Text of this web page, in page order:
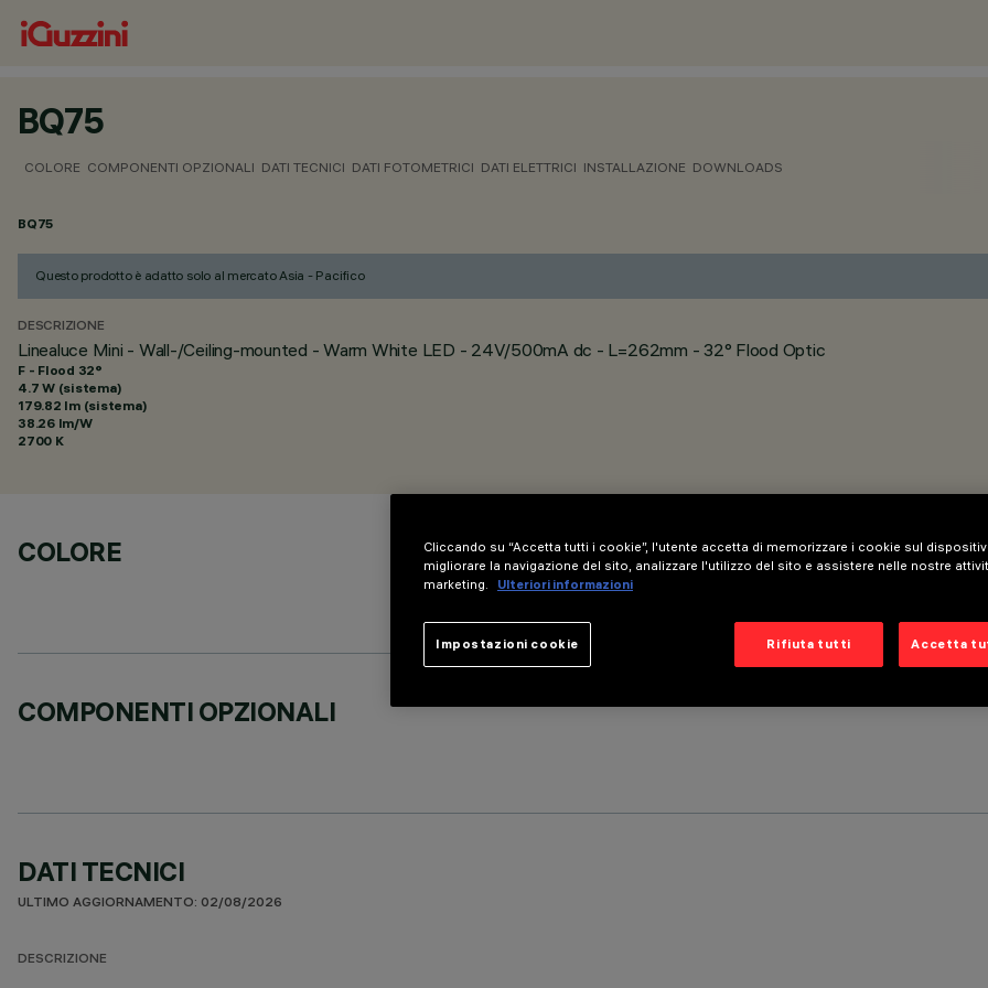
BQ75
COLORE COMPONENTI OPZIONALI DATI TECNICI DATI FOTOMETRICI DATI ELETTRICI INSTALLAZIONE DOWNLOADS
BQ75
Questo prodotto è adatto solo al mercato Asia - Pacifico
DESCRIZIONE
Linealuce Mini - Wall-/Ceiling-mounted - Warm White LED - 24V/500mA dc - L=262mm - 32° Flood Optic
F - Flood 32°
4.7 W (sistema)
179.82 lm (sistema)
38.26 lm/W
2700 K
COLORE
COMPONENTI OPZIONALI
DATI TECNICI
ULTIMO AGGIORNAMENTO: 02/08/2026
DESCRIZIONE
Cliccando su “Accetta tutti i cookie”, l'utente accetta di memorizzare i cookie sul
migliorare la navigazione del sito, analizzare l'utilizzo del sito e assistere nelle nostre
marketing.
Ulteriori informazioni
Rifiuta tutti Accetta
Impostazioni cookie